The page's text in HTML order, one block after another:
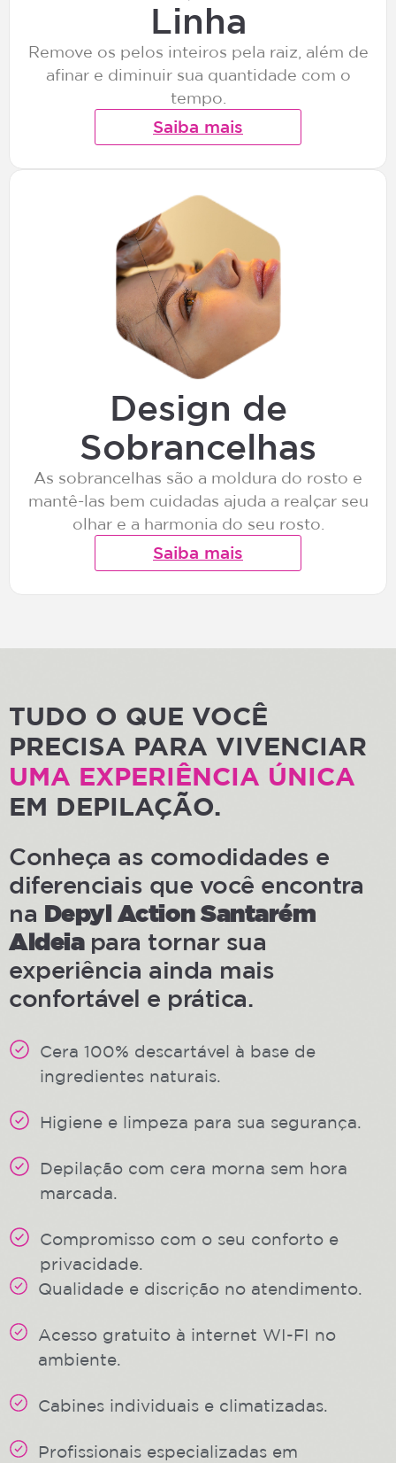
Linha
Remove os pelos inteiros pela raiz, além de
afinar e diminuir sua quantidade com o
tempo.
Saiba mais
Design de
Sobrancelhas
As sobrancelhas são a moldura do rosto e
mantê-las bem cuidadas ajuda a realçar seu
olhar e a harmonia do seu rosto.
Saiba mais
TUDO O QUE VOCÊ
PRECISA PARA VIVENCIAR
UMA EXPERIÊNCIA ÚNICA
EM DEPILAÇÃO.
Conheça as comodidades e
diferenciais que você encontra
na Depyl Action Santarém
Aldeia para tornar sua
experiência ainda mais
confortável e prática.
Cera 100% descartável à base de
ingredientes naturais.
Higiene e limpeza para sua segurança.
Depilação com cera morna sem hora
marcada.
Compromisso com o seu conforto e
privacidade.
Qualidade e discrição no atendimento.
Acesso gratuito à internet WI-FI no
ambiente.
Cabines individuais e climatizadas.
Profissionais especializadas em